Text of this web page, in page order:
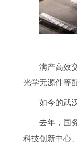
满产高效
光学无源件等
如今的武
去年，国
科技创新中心